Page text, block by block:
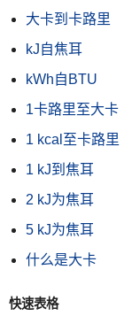
大卡到卡路里
kJ自焦耳
kWh自BTU
1卡路里至大卡
1 kcal至卡路里
1 kJ到焦耳
2 kJ为焦耳
5 kJ为焦耳
什么是大卡
快速表格